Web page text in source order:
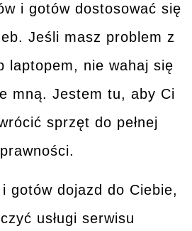
i gotów dostosować się
Jeśli masz problem z
laptopem, nie wahaj się
mną. Jestem tu, aby Ci
sprzęt do pełnej
gotów dojazd do Ciebie,
usługi serwisu